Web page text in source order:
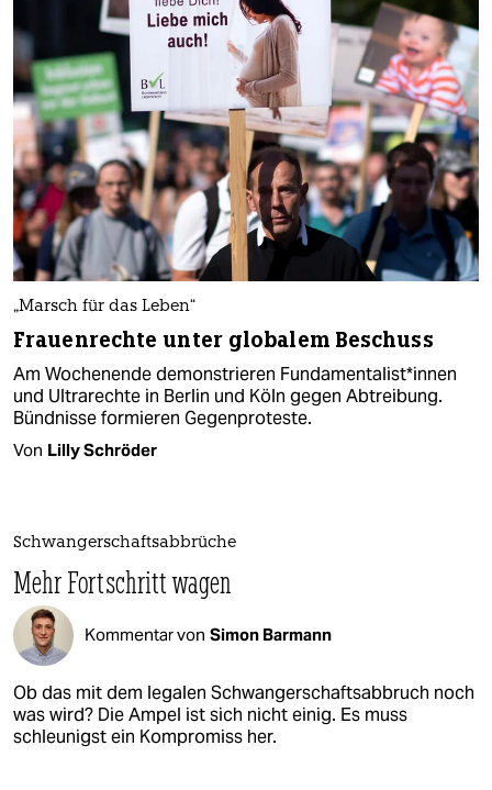
„Marsch für das Leben“
Frauenrechte unter globalem Beschuss
Am Wochenende demonstrieren Fun­da­men­ta­lis­t*in­nen
und Ultrarechte in Berlin und Köln gegen Abtreibung.
Bündnisse formieren Gegenproteste.
Von Lilly Schröder